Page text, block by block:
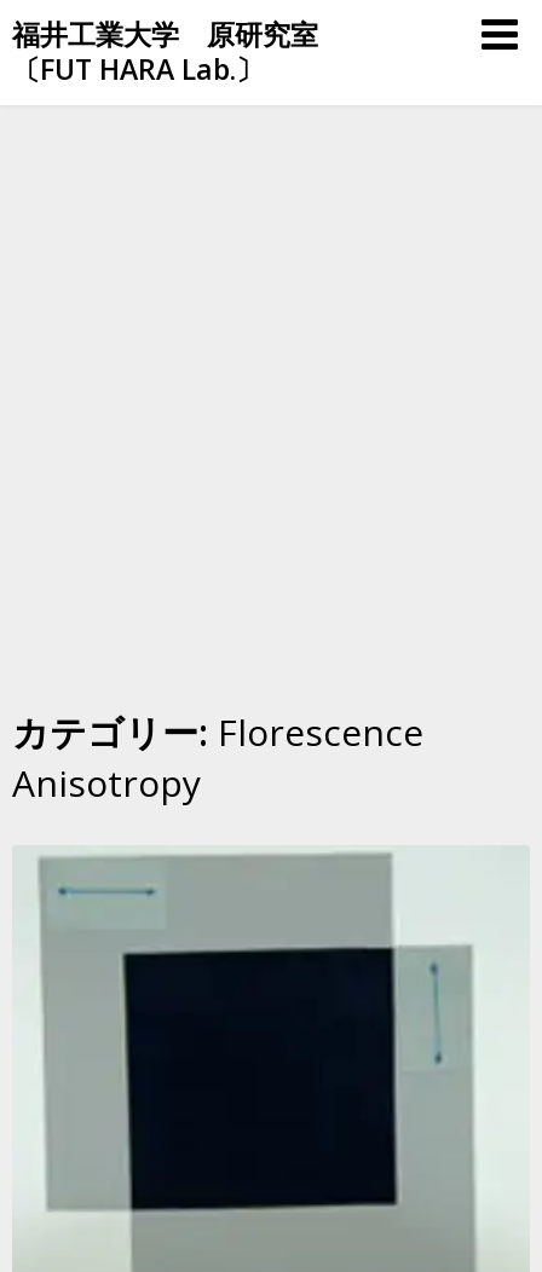
Skip
to
content
福井工業大学 原研究室
〔FUT HARA Lab.〕
カテゴリー: Florescence
Anisotropy